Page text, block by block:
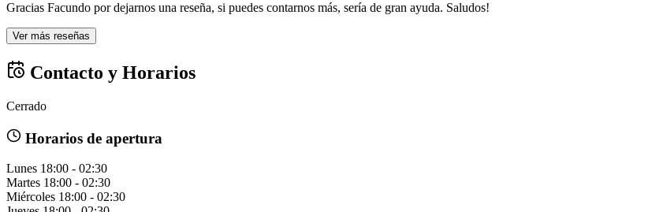
Gracias Facundo por dejarnos una reseña, si puedes contarnos más, sería de gran ayuda. Saludos!
Ver más reseñas
Contacto y Horarios
Cerrado
Horarios de apertura
Lunes 18:00 - 02:30
Martes 18:00 - 02:30
Miércoles 18:00 - 02:30